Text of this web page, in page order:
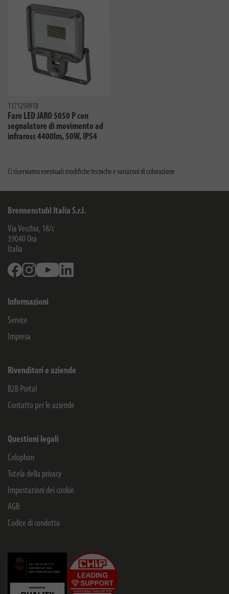
1171250918
Faro LED JARO 5050 P con
segnalatore di movimento ad
infraross 4400lm, 50W, IP54
Ci riserviamo eventuali modifiche tecniche e variazoni di colorazione
Brennenstuhl Italia S.r.l.
Via Vecchia, 18/c
39040Ora
Italia
FacebookInstagramYoutube
Informazioni
Service
Impresa
Rivenditori e aziende
B2B Portal
Contatto per le aziende
Questioni legali
Colophon
Tutela della privacy
Impostazioni dei cookie
AGB
Codice di condotta